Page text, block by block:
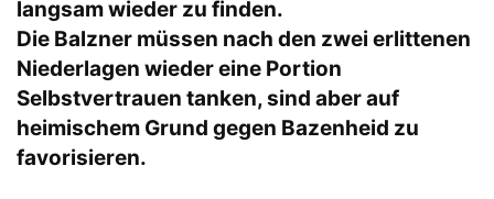
langsam wieder zu finden.
Die Balzner müssen nach den zwei erlittenen
Niederlagen wieder eine Portion
Selbstvertrauen tanken, sind aber auf
heimischem Grund gegen Bazenheid zu
favorisieren.